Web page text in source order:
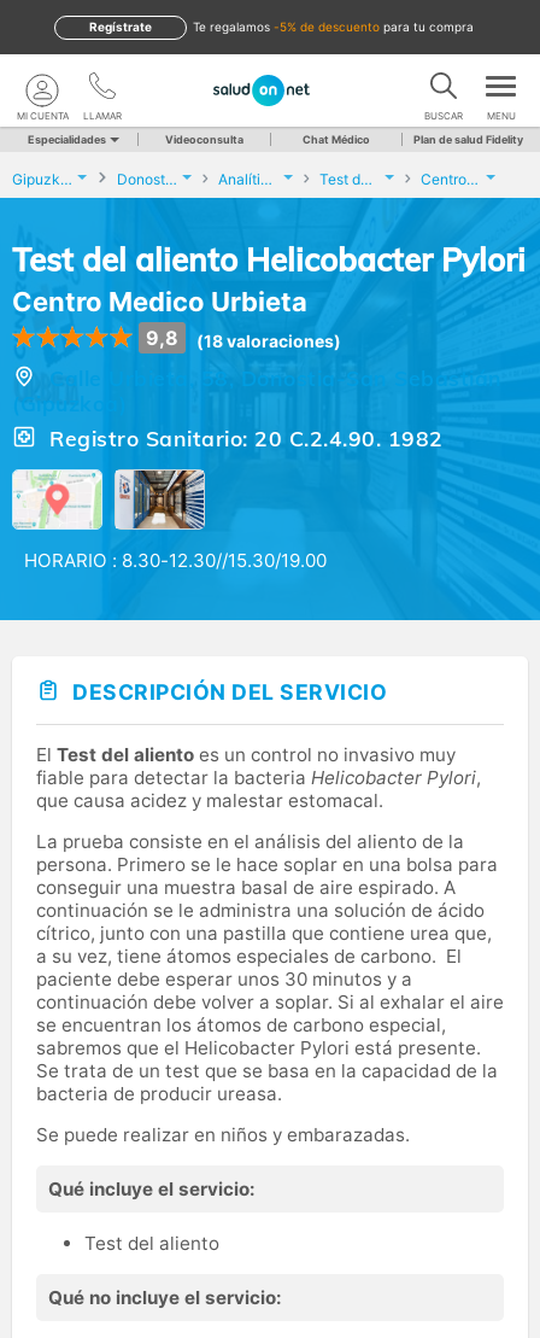
te regalamos -5% de descuento para tu compra
Regístrate
LLAMAR
MI CUENTA BUSCAR MENU
Especialidades Videoconsulta Chat Médico Plan de salud Fidelity
Gipuzkoa Donostia-San Sebastián Analíticas y Genética Test del aliento Helicobacter Pylori Centro Medico Urbieta
Test del aliento Helicobacter Pylori
Centro Medico Urbieta
9,8 (18 valoraciones)
Calle Urbieta, 58, Donostia-San Sebastián
(Gipuzkoa)
Registro Sanitario: 20 C.2.4.90. 1982
HORARIO : 8.30-12.30//15.30/19.00
DESCRIPCIÓN DEL SERVICIO
El Test del aliento es un control no invasivo muy
fiable para detectar la bacteria Helicobacter Pylori,
que causa acidez y malestar estomacal.
La prueba consiste en el análisis del aliento de la
persona. Primero se le hace soplar en una bolsa para
conseguir una muestra basal de aire espirado. A
continuación se le administra una solución de ácido
cítrico, junto con una pastilla que contiene urea que,
a su vez, tiene átomos especiales de carbono. El
paciente debe esperar unos 30 minutos y a
continuación debe volver a soplar. Si al exhalar el aire
se encuentran los átomos de carbono especial,
sabremos que el Helicobacter Pylori está presente.
Se trata de un test que se basa en la capacidad de la
bacteria de producir ureasa.
Se puede realizar en niños y embarazadas.
Qué incluye el servicio:
Test del aliento
Qué no incluye el servicio: